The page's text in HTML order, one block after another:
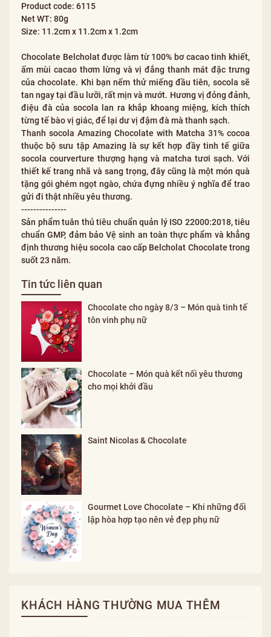
Product code: 6115
Net WT: 80g
Size: 11.2cm x 11.2cm x 1.2cm
Chocolate Belcholat được làm từ 100% bơ cacao tinh khiết,
ấm mùi cacao thơm lừng và vị đắng thanh mát đặc trưng
của chocolate. Khi bạn nếm thử miếng đầu tiên, socola sẽ
tan ngay tại đầu lưỡi, rất mịn và mướt. Hương vị đỏng đảnh,
điệu đà của socola lan ra khắp khoang miệng, kích thích
từng tế bào vị giác, để lại dư vị đậm đà mà thanh sạch.
Thanh socola Amazing Chocolate with Matcha 31% cocoa
thuộc bộ sưu tập Amazing là sự kết hợp đầy tinh tế giữa
socola courverture thượng hạng và matcha tươi sạch. Với
thiết kế trang nhã và sang trọng, đây cũng là một món quà
tặng gói ghém ngọt ngào, chứa đựng nhiều ý nghĩa để trao
gửi đi thật nhiều yêu thương.
---------------
Sản phẩm tuân thủ tiêu chuẩn quản lý ISO 22000:2018, tiêu
chuẩn GMP, đảm bảo Vệ sinh an toàn thực phẩm và khẳng
định thương hiệu socola cao cấp Belcholat Chocolate trong
suốt 23 năm.
Tin tức liên quan
Chocolate cho ngày 8/3 – Món quà tinh tế
tôn vinh phụ nữ
Chocolate – Món quà kết nối yêu thương
cho mọi khởi đầu
Saint Nicolas & Chocolate
Gourmet Love Chocolate – Khi những đối
lập hòa hợp tạo nên vẻ đẹp phụ nữ
KHÁCH HÀNG THƯỜNG MUA THÊM